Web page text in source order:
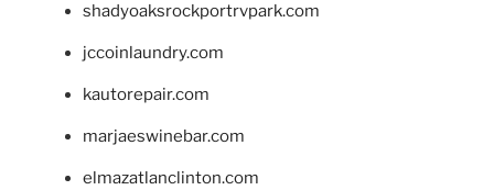
shadyoaksrockportrvpark.com
jccoinlaundry.com
kautorepair.com
marjaeswinebar.com
elmazatlanclinton.com